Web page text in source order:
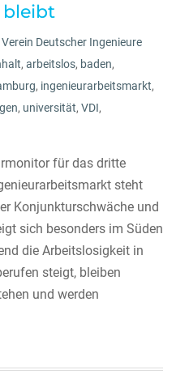
bleibt
Deutscher Ingenieure
, arbeitslos, baden,
, ingenieurarbeitsmarkt,
, universität, VDI,
für das dritte
steht
Konjunkturschwäche und
sich besonders im Süden
die Arbeitslosigkeit in
steigt, bleiben
und werden